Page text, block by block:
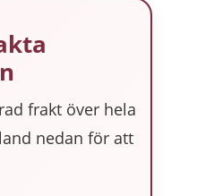
frakt över hela
nedan för att